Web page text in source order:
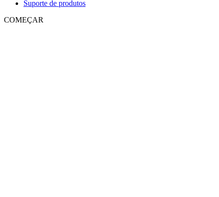
Suporte de produtos
COMEÇAR